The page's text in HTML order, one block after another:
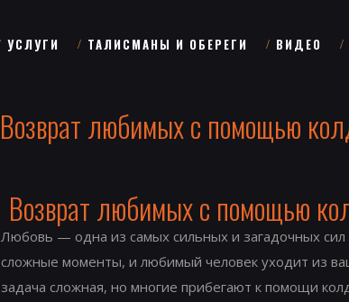
УСЛУГИ ТАЛИСМАНЫ И ОБЕРЕГИ ВИДЕО
Возврат любимых с помощью
Возврат любимых с помощью
Любовь — одна из самых сильных и загадочных
сложные моменты, и любимый человек уходит из
задача сложная, но многие прибегают к помощи